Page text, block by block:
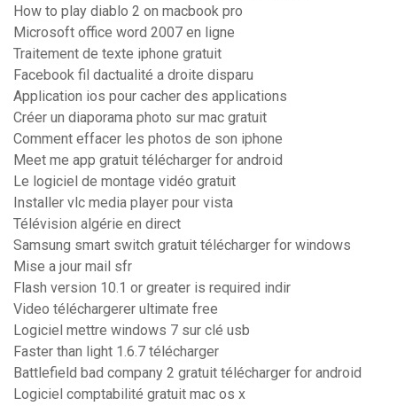
How to play diablo 2 on macbook pro
Microsoft office word 2007 en ligne
Traitement de texte iphone gratuit
Facebook fil dactualité a droite disparu
Application ios pour cacher des applications
Créer un diaporama photo sur mac gratuit
Comment effacer les photos de son iphone
Meet me app gratuit télécharger for android
Le logiciel de montage vidéo gratuit
Installer vlc media player pour vista
Télévision algérie en direct
Samsung smart switch gratuit télécharger for windows
Mise a jour mail sfr
Flash version 10.1 or greater is required indir
Video téléchargerer ultimate free
Logiciel mettre windows 7 sur clé usb
Faster than light 1.6.7 télécharger
Battlefield bad company 2 gratuit télécharger for android
Logiciel comptabilité gratuit mac os x